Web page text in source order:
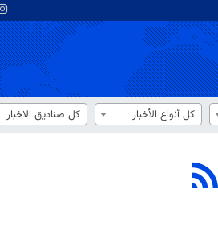
كل أنواع الأخبار كل صناديق الاخبار